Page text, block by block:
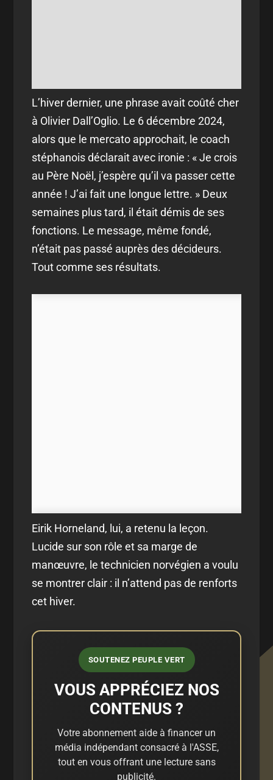
L’hiver dernier, une phrase avait coûté cher
à Olivier Dall’Oglio. Le 6 décembre 2024,
alors que le mercato approchait, le coach
stéphanois déclarait avec ironie : « Je crois
au Père Noël, j’espère qu’il va passer cette
année ! J’ai fait une longue lettre. » Deux
semaines plus tard, il était démis de ses
fonctions. Le message, même fondé,
n’était pas passé auprès des décideurs.
Tout comme ses résultats.
Eirik Horneland, lui, a retenu la leçon.
Lucide sur son rôle et sa marge de
manœuvre, le technicien norvégien a voulu
se montrer clair : il n’attend pas de renforts
cet hiver.
SOUTENEZ PEUPLE VERT
VOUS APPRÉCIEZ NOS
CONTENUS ?
Votre abonnement aide à financer un
média indépendant consacré à l'ASSE,
tout en vous offrant une lecture sans
publicité.